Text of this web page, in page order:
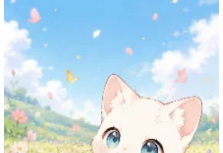
最近の候補一覧は必要なときだけ展開できます。
表示